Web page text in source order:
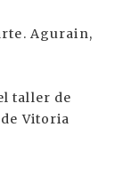
Agurain,
taller de
Vitoria